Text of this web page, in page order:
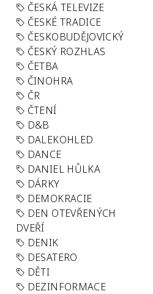
ČESKÁ TELEVIZE
ČESKÉ TRADICE
ČESKOBUDĚJOVICKÝ
ČESKÝ ROZHLAS
ČETBA
ČINOHRA
ČR
ČTENÍ
D&B
DALEKOHLED
DANCE
DANIEL HŮLKA
DÁRKY
DEMOKRACIE
DEN OTEVŘENÝCH
DVEŘÍ
DENIK
DESATERO
DĚTI
DEZINFORMACE